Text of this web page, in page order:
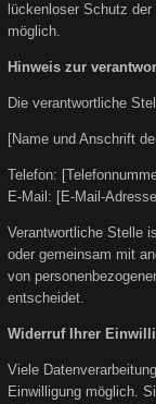
lückenloser Schutz
möglich.
Hinweis zur
Die verantwortliche
[Name und Anschrift
Telefon:
E-Mail: [E-Mail-
Verantwortliche Stelle
oder gemeinsam mit
von
entscheidet.
Widerruf Ihrer
Viele
Einwilligung möglich.